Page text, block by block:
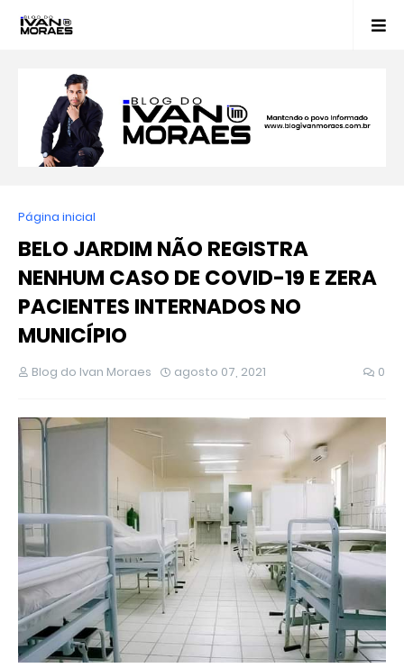
Página inicial
BELO JARDIM NÃO REGISTRA
NENHUM CASO DE COVID-19 E ZERA
PACIENTES INTERNADOS NO
MUNICÍPIO
Blog do Ivan Moraes agosto 07, 2021 0